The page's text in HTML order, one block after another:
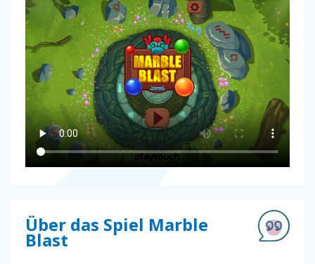
Über das Spiel Marble
Blast